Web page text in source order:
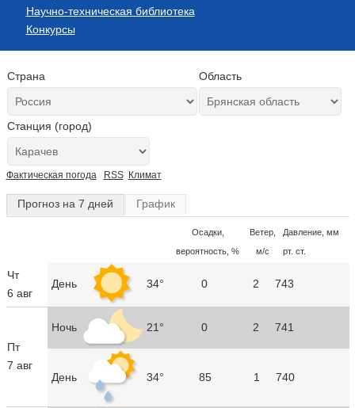
Научно-техническая библиотека
Конкурсы
Страна Область
Станция (город)
Фактическая погода RSS Климат
Прогноз на 7 дней График
Осадки,
вероятность, %
Ветер,
м/с
Давление, мм
рт. ст.
Чт
6 авг
День 34° 0 2 743
Пт
7 авг
Ночь 21° 0 2 741
День 34° 85 1 740